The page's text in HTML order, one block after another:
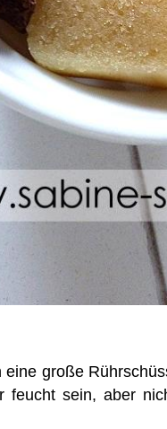
große
feucht sein, aber